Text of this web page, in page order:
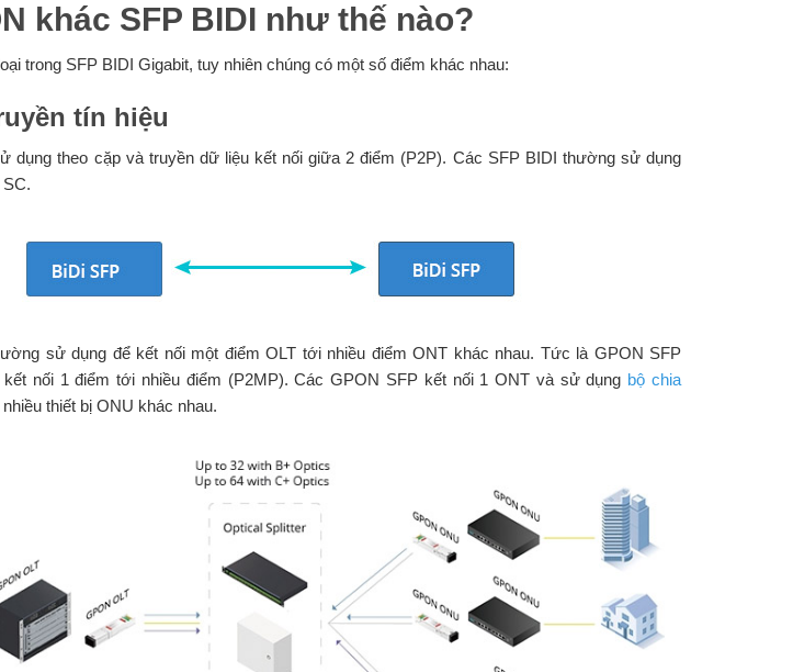
khác SFP BIDI như thế nào?
trong SFP BIDI Gigabit, tuy nhiên chúng có một số điểm khác nhau:
tín hiệu
dụng theo cặp và truyền dữ liệu kết nối giữa 2 điểm (P2P). Các SFP BIDI thường sử dụng
sử dụng để kết nối một điểm OLT tới nhiều điểm ONT khác nhau. Tức là GPON SFP
nối 1 điểm tới nhiều điểm (P2MP). Các GPON SFP kết nối 1 ONT và sử dụng bộ chia
thiết bị ONU khác nhau.